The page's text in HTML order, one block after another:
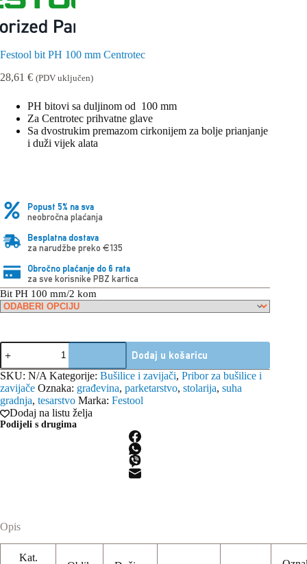
Festool bit PH 100 mm Centrotec
28,61 € (PDV uključen)
PH bitovi sa duljinom od 100 mm
Za Centrotec prihvatne glave
Sa dvostrukim premazom cirkonijem za bolje prianjanje
i duži vijek alata
Popust 5% na sva
neobročna plaćanja
Besplatna dostava
za narudžbe preko €135
Obročno plaćanje do 6 rata
za sve korisnike PBZ kartica
Bit PH 100 mm/2 kom
Festool
bit
PH
100
mm
Centrotec
količina
Dodaj u košaricu
SKU: N/A Kategorije: Bušilice i zavijači, Pribor za bušilice i
zavijače Oznaka: građevina, parketarstvo, stolarija, suha
gradnja, tesarstvo Marka: Festool
Dodaj na listu želja
Podijeli s drugima
Opis
Kat.